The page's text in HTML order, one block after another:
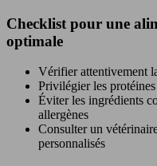
Checklist pour une
optimale
Vérifier attentivement
Privilégier les
Éviter les ingrédients
allergènes
Consulter un
personnalisés